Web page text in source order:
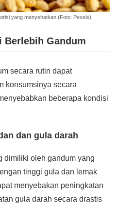
yang menyehatkan (Foto: Pexels)
Berlebih Gandum
secara rutin dapat
konsumsinya secara
beberapa kondisi
dan gula darah
dimiliki oleh gandum yang
tinggi gula dan lemak
menyebakan peningkatan
gula darah secara drastis